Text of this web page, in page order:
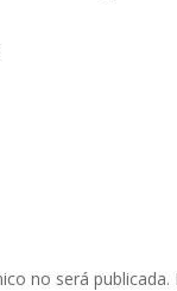
no será publicada.